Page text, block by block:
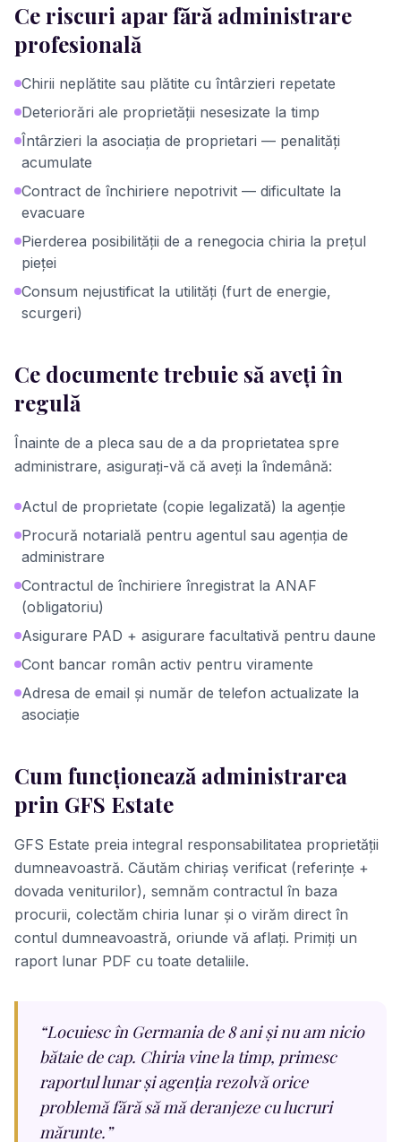
Ce riscuri apar fără administrare
profesională
Chirii neplătite sau plătite cu întârzieri repetate
Deteriorări ale proprietății nesesizate la timp
Întârzieri la asociația de proprietari — penalități
acumulate
Contract de închiriere nepotrivit — dificultate la
evacuare
Pierderea posibilității de a renegocia chiria la prețul
pieței
Consum nejustificat la utilități (furt de energie,
scurgeri)
Ce documente trebuie să aveți în
regulă
Înainte de a pleca sau de a da proprietatea spre
administrare, asigurați-vă că aveți la îndemână:
Actul de proprietate (copie legalizată) la agenție
Procură notarială pentru agentul sau agenția de
administrare
Contractul de închiriere înregistrat la ANAF
(obligatoriu)
Asigurare PAD + asigurare facultativă pentru daune
Cont bancar român activ pentru viramente
Adresa de email și număr de telefon actualizate la
asociație
Cum funcționează administrarea
prin GFS Estate
GFS Estate preia integral responsabilitatea proprietății
dumneavoastră. Căutăm chiriaș verificat (referințe +
dovada veniturilor), semnăm contractul în baza
procurii, colectăm chiria lunar și o virăm direct în
contul dumneavoastră, oriunde vă aflați. Primiți un
raport lunar PDF cu toate detaliile.
“Locuiesc în Germania de 8 ani și nu am nicio
bătaie de cap. Chiria vine la timp, primesc
raportul lunar și agenția rezolvă orice
problemă fără să mă deranjeze cu lucruri
mărunte. ”